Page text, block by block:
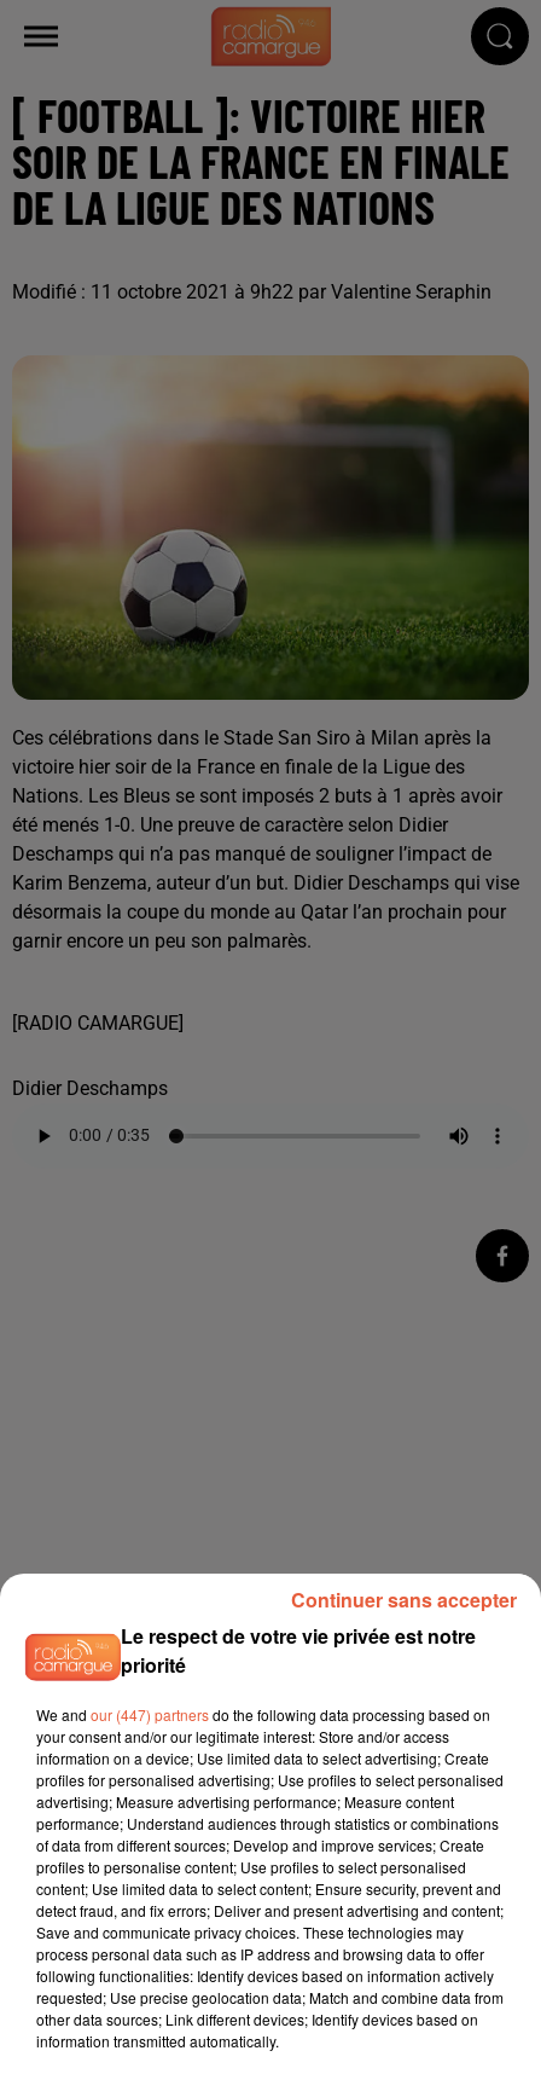
[ FOOTBALL ]: VICTOIRE HIER
SOIR DE LA FRANCE EN FINALE
DE LA LIGUE DES NATIONS
Modifié : 11 octobre 2021 à 9h22 par Valentine Seraphin
Ces célébrations dans le Stade San Siro à Milan après la
victoire hier soir de la France en finale de la Ligue des
Nations. Les Bleus se sont imposés 2 buts à 1 après avoir
été menés 1-0. Une preuve de caractère selon Didier
Deschamps qui n’a pas manqué de souligner l’impact de
Karim Benzema, auteur d’un but. Didier Deschamps qui vise
désormais la coupe du monde au Qatar l’an prochain pour
garnir encore un peu son palmarès.
[RADIO CAMARGUE]
Didier Deschamps
Le respect de votre vie privée est notre
priorité
We and our (447) partnersdo the following data processing based on
your consent and/or our legitimate interest: Store and/or access
information on a device; Use limited data to select advertising; Create
profiles for personalised advertising; Use profiles to select personalised
advertising; Measure advertising performance; Measure content
performance; Understand audiences through statistics or combinations
of data from different sources; Develop and improve services; Create
profiles to personalise content; Use profiles to select personalised
content; Use limited data to select content; Ensure security, prevent and
detect fraud, and fix errors; Deliver and present advertising and content;
Save and communicate privacy choices. These technologies may
process personal data such as IP address and browsing data to offer
following functionalities: Identify devices based on information actively
requested; Use precise geolocation data; Match and combine data from
other data sources; Link different devices; Identify devices based on
information transmitted automatically.
Continuer sans accepter